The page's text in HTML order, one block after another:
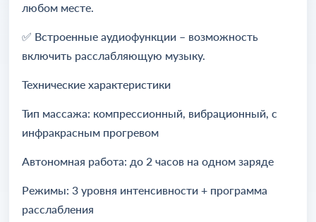
любом месте.
✅ Встроенные аудиофункции – возможность
включить расслабляющую музыку.
Технические характеристики
Тип массажа: компрессионный, вибрационный, с
инфракрасным прогревом
Автономная работа: до 2 часов на одном заряде
Режимы: 3 уровня интенсивности + программа
расслабления